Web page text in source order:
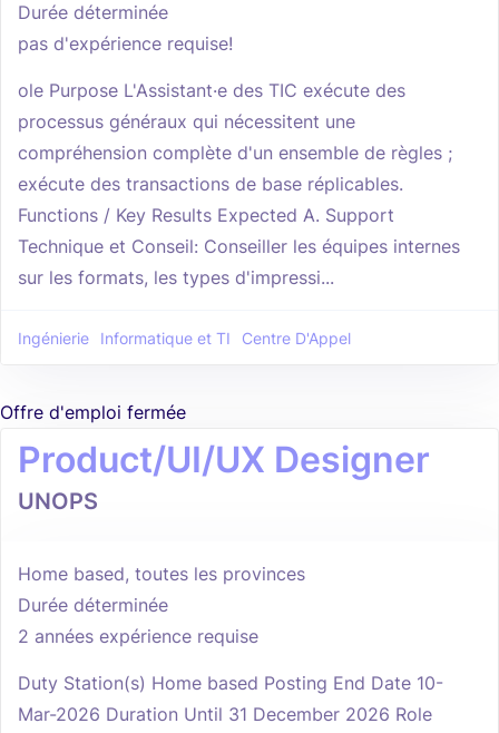
Durée déterminée
pas d'expérience requise!
ole Purpose L'Assistant·e des TIC exécute des
processus généraux qui nécessitent une
compréhension complète d'un ensemble de règles ;
exécute des transactions de base réplicables.
Functions / Key Results Expected A. Support
Technique et Conseil: Conseiller les équipes internes
sur les formats, les types d'impressi...
Ingénierie Informatique et TI Centre D'Appel
Offre d'emploi fermée
Product/UI/UX Designer
UNOPS
Home based, toutes les provinces
Durée déterminée
2 années expérience requise
Duty Station(s) Home based Posting End Date 10-
Mar-2026 Duration Until 31 December 2026 Role